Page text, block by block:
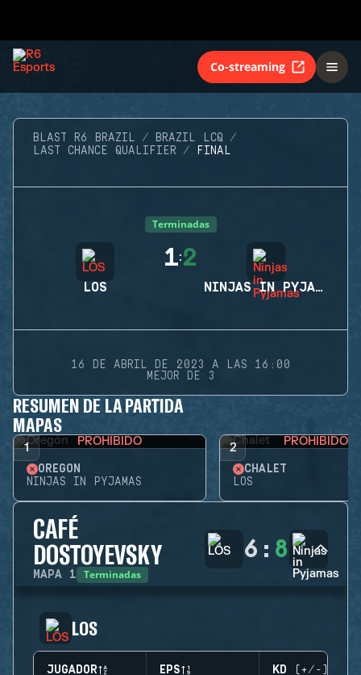
Co-streaming
BLAST R6 BRAZIL
BRAZIL LCQ
LAST CHANCE QUALIFIER
FINAL
Terminadas
LOS
1:2
NINJAS IN PYJAMAS
16 DE ABRIL DE 2023 A LAS 16:00
MEJOR DE 3
RESUMEN DE LA PARTIDA
MAPAS
1 PROHIBIDO
OREGÓN
NINJAS IN PYJAMAS
2 PROHIBIDO
CHALET
LOS
CAFÉ
DOSTOYEVSKY
MAPA 1 Terminadas
6 : 8
LOS
JUGADOR EPS KD (+/-)